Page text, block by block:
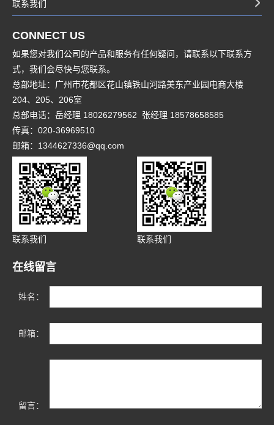
联系我们
CONNECT US
如果您对我们公司的产品和服务有任何疑问，请联系以下联系方
式，我们会尽快与您联系。
总部地址：广州市花都区花山镇铁山河路美东产业园电商大楼
204、205、206室
总部电话：岳经理 18026279562 张经理 18578658585
传真：020-36969510
邮箱：1344627336@qq.com
联系我们 联系我们
在线留言
姓名：
邮箱：
留言：